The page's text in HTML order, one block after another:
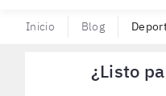
Inicio Blog
¿Listo